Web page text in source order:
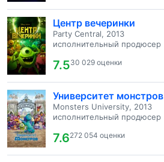
Центр вечеринки
Party Central, 2013
исполнительный продюсер
7.530 029 оценки
Университет монстров
Monsters University, 2013
исполнительный продюсер
7.6272 054 оценки